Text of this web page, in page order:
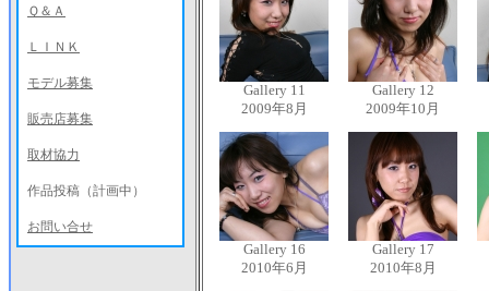
Ｑ＆Ａ
ＬＩＮＫ
モデル募集
販売店募集
取材協力
作品投稿（計画中）
お問い合せ
Gallery 11
2009年8月
Gallery 12
2009年10月
Gallery 16
2010年6月
Gallery 17
2010年8月